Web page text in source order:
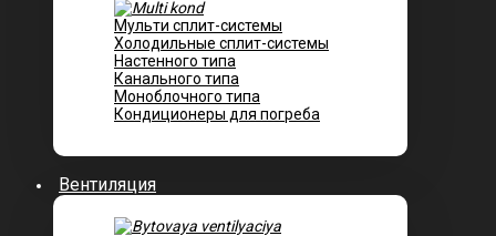
Мульти сплит-системы
Холодильные сплит-системы
Настенного типа
Канального типа
Моноблочного типа
Кондиционеры для погреба
Вентиляция